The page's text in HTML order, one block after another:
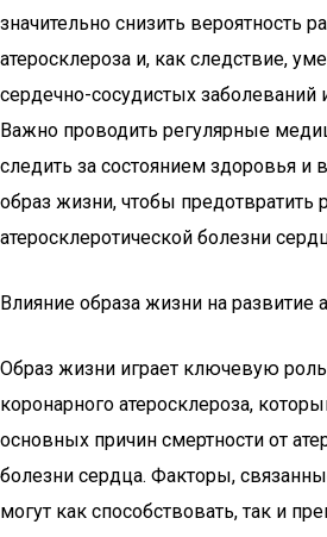
значительно снизить вероятность
атеросклероза и, как следствие,
сердечно-сосудистых заболеваний
Важно проводить регулярные
следить за состоянием здоровья и
образ жизни, чтобы предотвратить
атеросклеротической болезни
Влияние образа жизни на развитие
Образ жизни играет ключевую
коронарного атеросклероза,
основных причин смертности от
болезни сердца. Факторы,
могут как способствовать, так и